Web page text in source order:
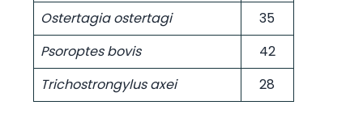
Ostertagia ostertagi
35
Psoroptes bovis
42
Trichostrongylus axei
28